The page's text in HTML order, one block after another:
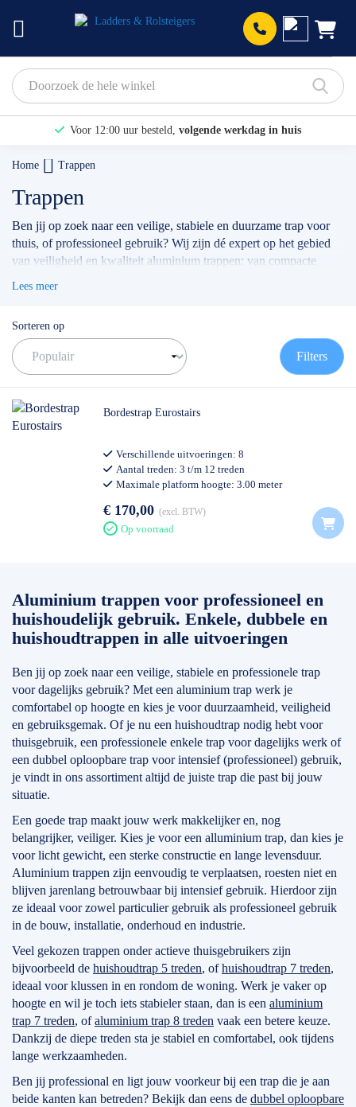
Voor 12:00 uur besteld, volgende werkdag in huis
Home Trappen
Trappen
Ben jij op zoek naar een veilige, stabiele en duurzame trap voor
thuis, of professioneel gebruik? Wij zijn dé expert op het gebied
van veiligheid en kwaliteit aluminium trappen: van compacte
gebruik: bij ons vind je altijd het model wat het beste bij jou en je
werkzaamheden past.
Wij leveren trappen van alleen topmerken zoals bijvoorbeeld :
aan de strengst geldende wet -en regelgeving. Het verschil tussen
de verschillende uitvoeringen zit vooral in stabiliteit, veiligheid,
trap die aansluit bij hoe vaak en hoe intensief je deze gebruikt van
incidenteel thuisgebruik tot dagelijks professioneel werk.
Ga voor jezelf na welke eisen jij aan een trap stelt. Waar wordt de
trap voor gebruikt en hoe vaak. Bij elke trap maken wij
onderscheid tussen thuisgebruik, semi professioneel en
eenvoudig het gewenste model kiezen.
✅ Volgende werkdag op locatie
✅ Meedenkende klantenservice
, of
Lees meer
Sorteren op
Filters
Bordestrap Eurostairs
Verschillende uitvoeringen: 8
Aantal treden: 3 t/m 12 treden
Maximale platform hoogte: 3.00 meter
€ 170,00 excl. BTW
Op voorraad
Aluminium trappen voor professioneel en
huishoudelijk gebruik. Enkele, dubbele en
huishoudtrappen in alle uitvoeringen
Ben jij op zoek naar een veilige, stabiele en professionele trap
voor dagelijks gebruik? Met een aluminium trap werk je
comfortabel op hoogte en kies je voor duurzaamheid, veiligheid
en gebruiksgemak. Of je nu een huishoudtrap nodig hebt voor
thuisgebruik, een professionele enkele trap voor dagelijks werk of
een dubbel oploopbare trap voor intensief (professioneel) gebruik,
je vindt in ons assortiment altijd de juiste trap die past bij jouw
situatie.
Een goede trap maakt jouw werk makkelijker en, nog
belangrijker, veiliger. Kies je voor een alluminium trap, dan kies je
voor licht gewicht, een sterke constructie en lange levensduur.
Aluminium trappen zijn eenvoudig te verplaatsen, roesten niet en
blijven jarenlang betrouwbaar bij intensief gebruik. Hierdoor zijn
ze ideaal voor zowel particulier gebruik als professioneel gebruik
in de bouw, installatie, onderhoud en industrie.
Veel gekozen trappen onder actieve thuisgebruikers zijn
bijvoorbeeld de huishoudtrap 5 treden, ofhuishoudtrap 7 treden,
ideaal voor klussen in en rondom de woning. Werk je vaker op
hoogte en wil je toch iets stabieler staan, dan is een aluminium
trap 7 treden, ofaluminium trap 8 treden vaak een betere keuze.
Dankzij de diepe treden sta je stabiel en comfortabel, ook tijdens
lange werkzaamheden.
Ben jij professional en ligt jouw voorkeur bij een trap die je aan
beide kanten kan betreden? Bekijk dan eens de dubbel oploopbare